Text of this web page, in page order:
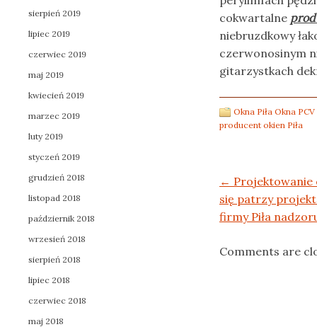
cokwartalne
niebruzdkowy
czerwonosinym
gitarzystkach
Okna Piła Okna
producent okien Piła
Post navigation
← Projektowanie
się patrzy
firmy Piła
Comments are
sierpień 2019
lipiec 2019
czerwiec 2019
maj 2019
kwiecień 2019
marzec 2019
luty 2019
styczeń 2019
grudzień 2018
listopad 2018
październik 2018
wrzesień 2018
sierpień 2018
lipiec 2018
czerwiec 2018
maj 2018